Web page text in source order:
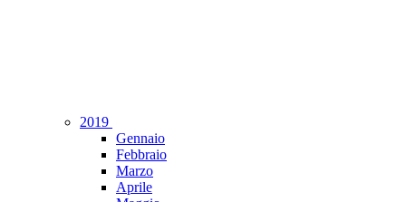
2019
Gennaio
Febbraio
Marzo
Aprile